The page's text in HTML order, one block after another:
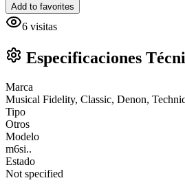
Add to favorites
6 visitas
Especificaciones
Marca
Musical Fidelity, Classic, Denon,
Tipo
Otros
Modelo
m6si..
Estado
Not specified